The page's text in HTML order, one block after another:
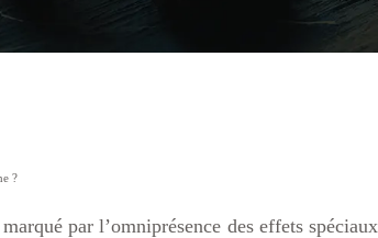
?
par l’omniprésence des effets